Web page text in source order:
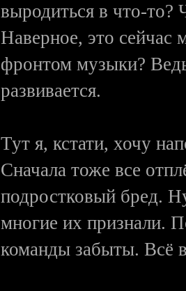
выродиться в что-то?
Наверное, это сейчас
фронтом музыки?
развивается.
Тут я, кстати, хочу
Сначала тоже все
подростковый бред.
многие их признали.
команды забыты. Всё